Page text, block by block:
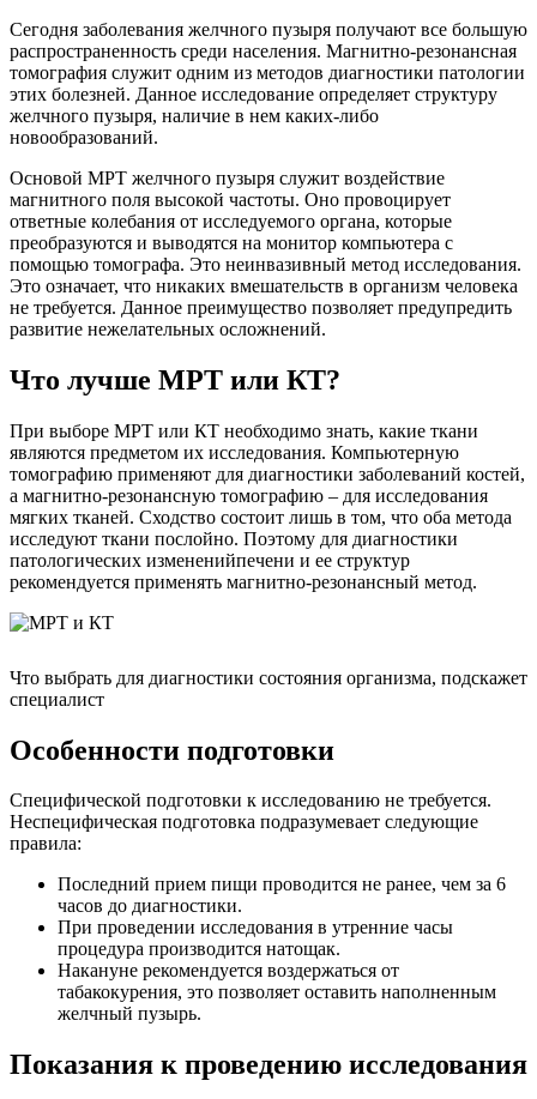
Сегодня заболевания желчного пузыря получают все большую
распространенность среди населения. Магнитно-резонансная
томография служит одним из методов диагностики патологии
этих болезней. Данное исследование определяет структуру
желчного пузыря, наличие в нем каких-либо
новообразований.
Основой МРТ желчного пузыря служит воздействие
магнитного поля высокой частоты. Оно провоцирует
ответные колебания от исследуемого органа, которые
преобразуются и выводятся на монитор компьютера с
помощью томографа. Это неинвазивный метод исследования.
Это означает, что никаких вмешательств в организм человека
не требуется. Данное преимущество позволяет предупредить
развитие нежелательных осложнений.
Что лучше МРТ или КТ?
При выборе МРТ или КТ необходимо знать, какие ткани
являются предметом их исследования. Компьютерную
томографию применяют для диагностики заболеваний костей,
а магнитно-резонансную томографию – для исследования
мягких тканей. Сходство состоит лишь в том, что оба метода
исследуют ткани послойно. Поэтому для диагностики
патологических измененийпечени и ее структур
рекомендуется применять магнитно-резонансный метод.
Что выбрать для диагностики состояния организма, подскажет
специалист
Особенности подготовки
Специфической подготовки к исследованию не требуется.
Неспецифическая подготовка подразумевает следующие
правила:
Последний прием пищи проводится не ранее, чем за 6
часов до диагностики.
При проведении исследования в утренние часы
процедура производится натощак.
Накануне рекомендуется воздержаться от
табакокурения, это позволяет оставить наполненным
желчный пузырь.
Показания к проведению исследования